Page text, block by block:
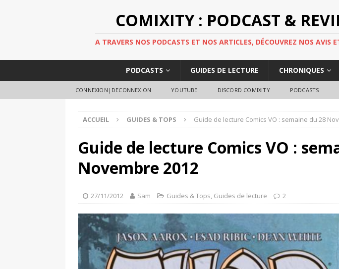
COMIXITY : PODCAST &
A TRAVERS NOS PODCASTS ET NOS ARTICLES, DÉCOUVREZ NOS AVIS
PODCASTS GUIDES DE LECTURE CHRONIQUES
CONNEXION|DECONNEXION YOUTUBE DISCORD COMIXITY PODCASTS
ACCUEIL GUIDES & TOPS Guide de lecture Comics VO : semaine du 28
Guide de lecture Comics VO :
Novembre 2012
27/11/2012 Sam Guides & Tops, Guides de lecture 2